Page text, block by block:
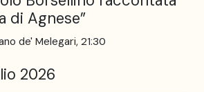
di Agnese”
de' Melegari, 21:30
2026